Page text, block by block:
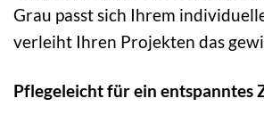
Grau passt sich Ihrem
verleiht Ihren Projekten das
Pflegeleicht für ein entspanntes